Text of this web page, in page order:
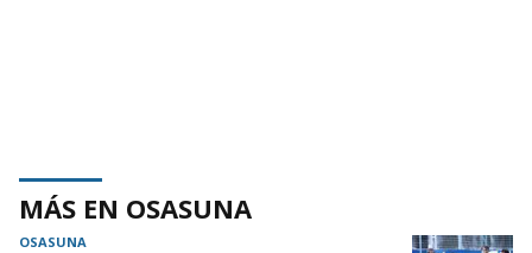
MÁS EN OSASUNA
OSASUNA